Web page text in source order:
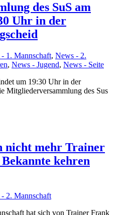
des SuS am
Uhr in der
1. Mannschaft, News - 2.
, News - Jugend, News - Seite
um 19:30 Uhr in der
Mitgliederversammlung des Sus
nicht mehr Trainer
kehren
2. Mannschaft
hat sich von Trainer Frank